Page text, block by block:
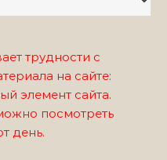
трудности с
на сайте:
элемент сайта.
посмотреть
день.